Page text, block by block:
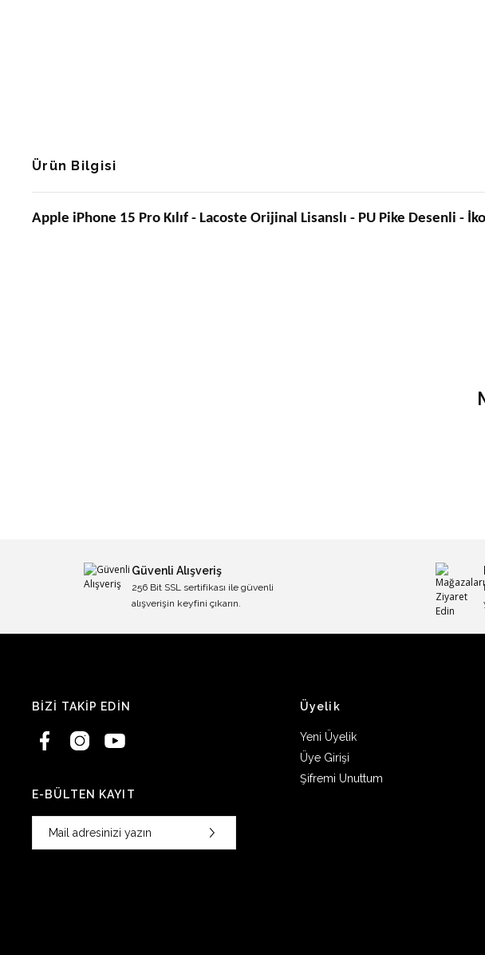
Ürün Bilgisi
Apple iPhone 15 Pro Kılıf - Lacoste Orijinal Lisanslı - PU Pike Desenli -
Güvenli Alışveriş
256 Bit SSL sertifikası ile güvenli
alışverişin keyfini çıkarın.
BİZİ TAKİP EDİN
E-BÜLTEN KAYIT
Üyelik
Yeni Üyelik
Üye Girişi
Şifremi Unuttum